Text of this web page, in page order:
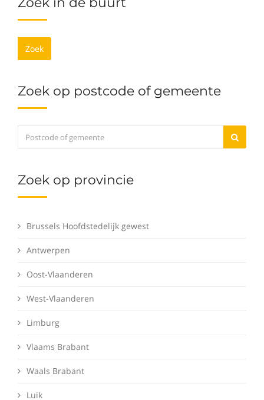
Zoek
Zoek op postcode of gemeente
Zoek op provincie
Brussels Hoofdstedelijk gewest
Antwerpen
Oost-Vlaanderen
West-Vlaanderen
Limburg
Vlaams Brabant
Waals Brabant
Luik